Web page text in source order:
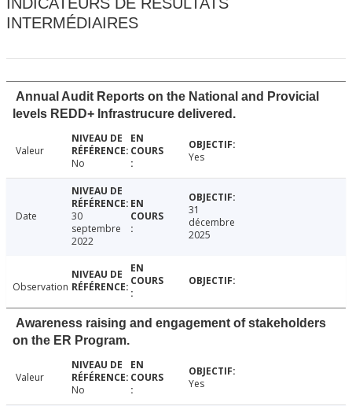
INTERMÉDIAIRES
Annual Audit Reports on the National and Provicial
levels REDD+ Infrastrucure delivered.
Valeur
No
Yes
Date
30
septembre
2022
31
décembre
2025
Observation
Awareness raising and engagement of stakeholders
on the ER Program.
Valeur
No
Yes